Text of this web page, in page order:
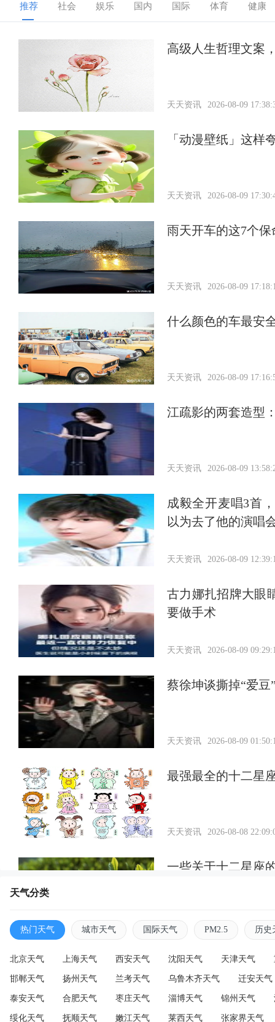
推荐 社会 娱乐 国内 国际 体育 健康
高级人生哲理文案
天天资讯 2026-08-09
「动漫壁纸」这样
天天资讯 2026-08-09
雨天开车的这7个
天天资讯 2026-08-09
什么颜色的车最安
天天资讯 2026-08-09
江疏影的两套造型
天天资讯 2026-08-09
成毅全开麦唱3首
以为去了他的演唱
天天资讯 2026-08-09
古力娜扎招牌大眼
要做手术
天天资讯 2026-08-09
蔡徐坤谈撕掉“爱
天天资讯 2026-08-09
最强最全的十二星
天天资讯 2026-08-08
一些关于十二星座
2026-08-08
天气分类
热门天气 城市天气 国际天气 PM2.5 历史
北京天气 上海天气 西安天气 沈阳天气 天津天气
邯郸天气 扬州天气 兰考天气 乌鲁木齐天气 迁安天气
泰安天气 合肥天气 枣庄天气 淄博天气 锦州天气
绥化天气 抚顺天气 嫩江天气 莱西天气 张家界天气